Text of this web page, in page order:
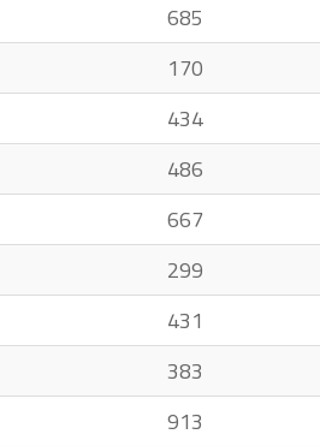
685
170
434
486
667
299
431
383
913